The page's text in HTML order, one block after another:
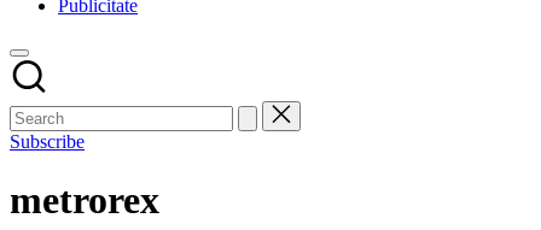
Publicitate
Subscribe
metrorex